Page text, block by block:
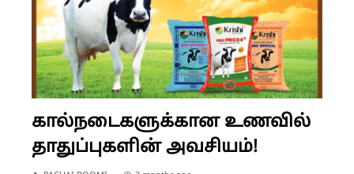
கால்நடைகளுக்கான உணவில்
தாதுப்புகளின் அவசியம்!